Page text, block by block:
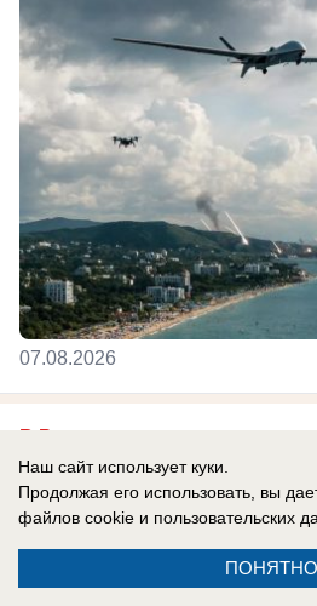
07.08.2026
В России
У солистки группы
Топурии нашли
В активе певицы —
Наш сайт использует куки.
Продолжая его использовать, вы
файлов cookie и пользовательских
ПОНЯТНО